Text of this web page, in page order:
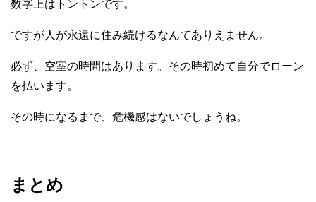
数字上はトントンです。
ですが人が永遠に住み続けるなんてありえません。
必ず、空室の時間はあります。その時初めて自分でローン
を払います。
その時になるまで、危機感はないでしょうね。
まとめ